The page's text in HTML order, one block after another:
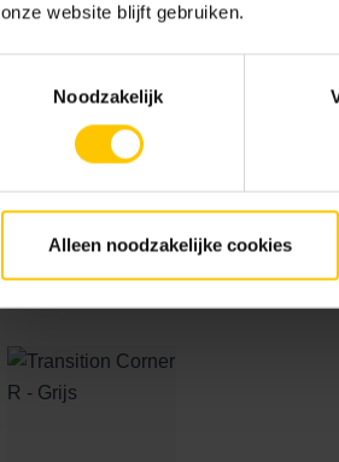
onze website blijft gebruiken.
Noodzakelijk
Alleen noodzakelijke cookies
Transition -